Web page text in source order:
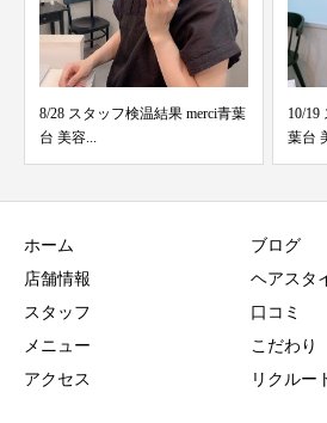
10/19 スタッフ検温結果 merci青
葉台 美...
ホーム
店舗情報
スタッフ
メニュー
アクセス
ブログ
ヘアスタ
口コミ
こだわり
リクルー